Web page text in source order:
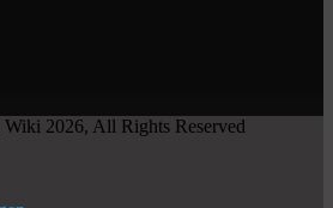
2026, All Rights Reserved